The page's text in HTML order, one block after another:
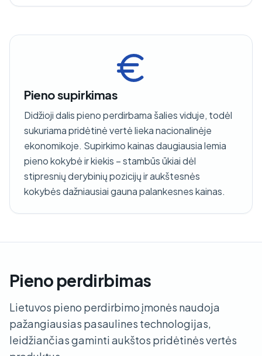
Pieno supirkimas
Didžioji dalis pieno perdirbama šalies viduje, todėl
sukuriama pridėtinė vertė lieka nacionalinėje
ekonomikoje. Supirkimo kainas daugiausia lemia
pieno kokybė ir kiekis – stambūs ūkiai dėl
stipresnių derybinių pozicijų ir aukštesnės
kokybės dažniausiai gauna palankesnes kainas.
Pieno perdirbimas
Lietuvos pieno perdirbimo įmonės naudoja
pažangiausias pasaulines technologijas,
leidžiančias gaminti aukštos pridėtinės vertės